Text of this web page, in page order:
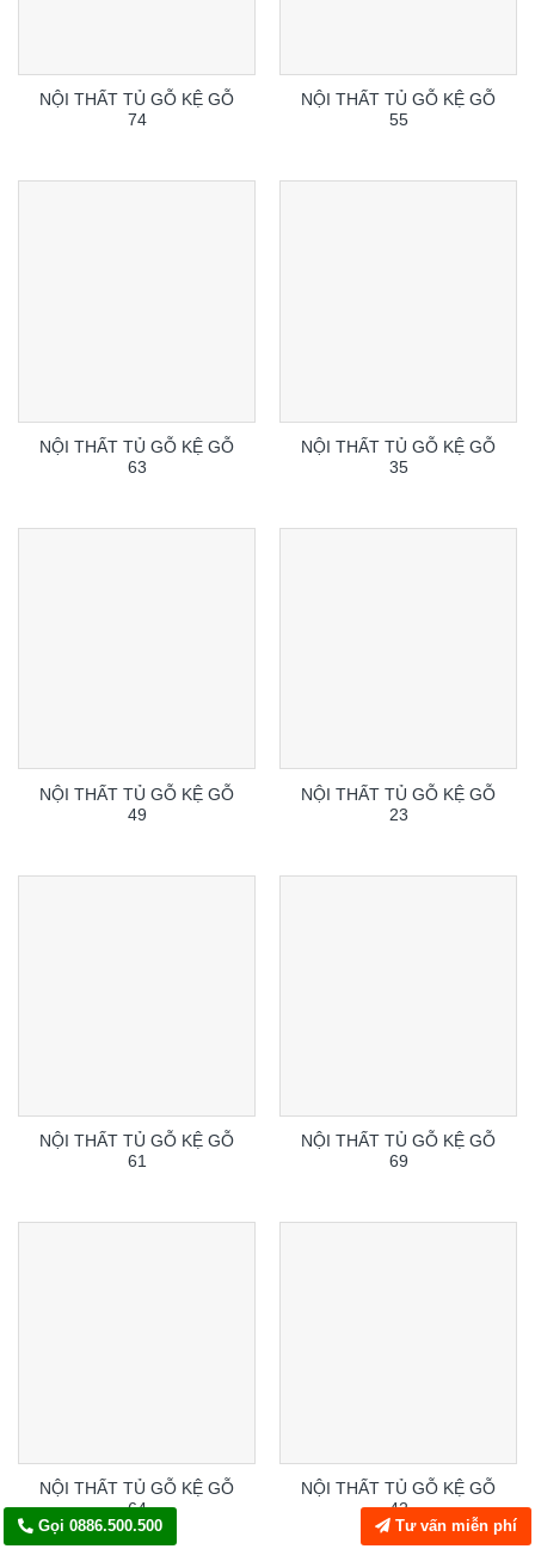
NỘI THẤT TỦ GỖ KỆ GỖ
74
NỘI THẤT TỦ GỖ KỆ GỖ
55
NỘI THẤT TỦ GỖ KỆ GỖ
63
NỘI THẤT TỦ GỖ KỆ GỖ
35
NỘI THẤT TỦ GỖ KỆ GỖ
49
NỘI THẤT TỦ GỖ KỆ GỖ
23
NỘI THẤT TỦ GỖ KỆ GỖ
61
NỘI THẤT TỦ GỖ KỆ GỖ
69
NỘI THẤT TỦ GỖ KỆ GỖ
64
NỘI THẤT TỦ GỖ KỆ GỖ
42
Gọi 0886.500.500
Tư vấn miễn phí